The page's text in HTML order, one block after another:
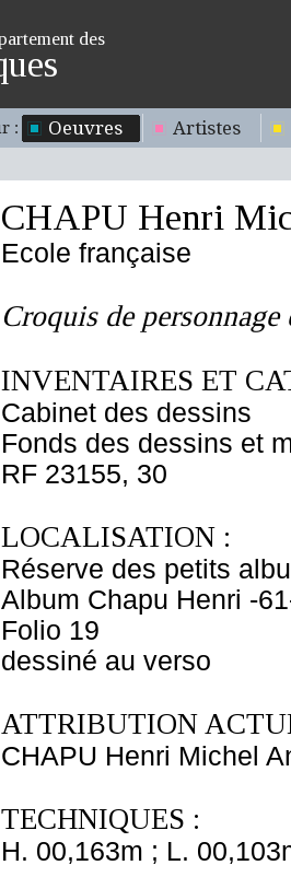
des
: Oeuvres Artistes
CHAPU Henri
Ecole française
Croquis de
INVENTAIRES ET
Cabinet des dessins
Fonds des dessins et
RF 23155, 30
LOCALISATION :
Réserve des petits
Album Chapu Henri -
Folio 19
dessiné au verso
ATTRIBUTION
CHAPU Henri Michel
TECHNIQUES :
H. 00,163m ; L.